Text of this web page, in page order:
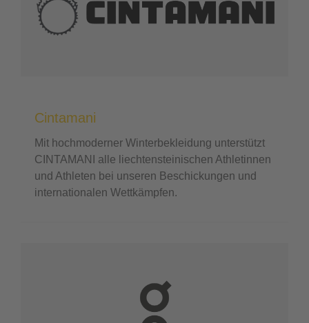
Cintamani
Mit hochmoderner Winterbekleidung unterstützt
CINTAMANI alle liechtensteinischen Athletinnen
und Athleten bei unseren Beschickungen und
internationalen Wettkämpfen.